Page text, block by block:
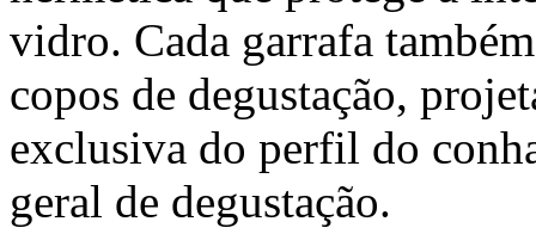
vidro. Cada garrafa
copos de degustação,
exclusiva do perfil do
geral de degustação.